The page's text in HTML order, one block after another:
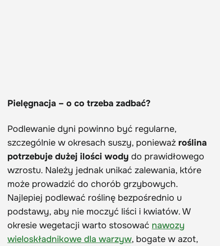
Pielęgnacja – o co trzeba zadbać?
Podlewanie dyni powinno być regularne,
szczególnie w okresach suszy, ponieważ roślina
potrzebuje dużej ilości wody do prawidłowego
wzrostu. Należy jednak unikać zalewania, które
może prowadzić do chorób grzybowych.
Najlepiej podlewać roślinę bezpośrednio u
podstawy, aby nie moczyć liści i kwiatów. W
okresie wegetacji warto stosować nawozy
wieloskładnikowe dla warzyw, bogate w azot,